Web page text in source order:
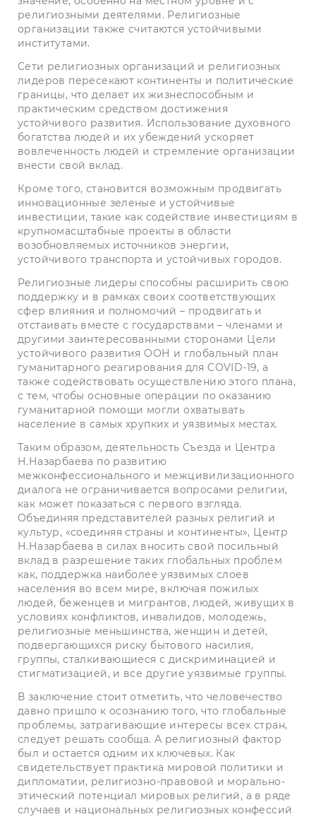
религиозными деятелями. Религиозные
организации также считаются устойчивыми
институтами.
Сети религиозных организаций и религиозных
лидеров пересекают континенты и политические
границы, что делает их жизнеспособным и
практическим средством достижения
устойчивого развития. Использование духовного
богатства людей и их убеждений ускоряет
вовлеченность людей и стремление организации
внести свой вклад.
Кроме того, становится возможным продвигать
инновационные зеленые и устойчивые
инвестиции, такие как содействие инвестициям в
крупномасштабные проекты в области
возобновляемых источников энергии,
устойчивого транспорта и устойчивых городов.
Религиозные лидеры способны расширить свою
поддержку и в рамках своих соответствующих
сфер влияния и полномочий – продвигать и
отстаивать вместе с государствами – членами и
другими заинтересованными сторонами Цели
устойчивого развития ООН и глобальный план
гуманитарного реагирования для COVID-19, а
также содействовать осуществлению этого плана,
с тем, чтобы основные операции по оказанию
гуманитарной помощи могли охватывать
население в самых хрупких и уязвимых местах.
Таким образом, деятельность Съезда и Центра
Н.Назарбаева по развитию
межконфессионального и межцивилизационного
диалога не ограничивается вопросами религии,
как может показаться с первого взгляда.
Объединяя представителей разных религий и
культур, «соединяя страны и континенты», Центр
Н.Назарбаева в силах вносить свой посильный
вклад в разрешение таких глобальных проблем
как, поддержка наиболее уязвимых слоев
населения во всем мире, включая пожилых
людей, беженцев и мигрантов, людей, живущих в
условиях конфликтов, инвалидов, молодежь,
религиозные меньшинства, женщин и детей,
подвергающихся риску бытового насилия,
группы, сталкивающиеся с дискриминацией и
стигматизацией, и все другие уязвимые группы.
В заключение стоит отметить, что человечество
давно пришло к осознанию того, что глобальные
проблемы, затрагивающие интересы всех стран,
следует решать сообща. А религиозный фактор
был и остается одним их ключевых. Как
свидетельствует практика мировой политики и
дипломатии, религиозно-правовой и морально-
этический потенциал мировых ре­лигий, а в ряде
случаев и национальных религиозных конфессий